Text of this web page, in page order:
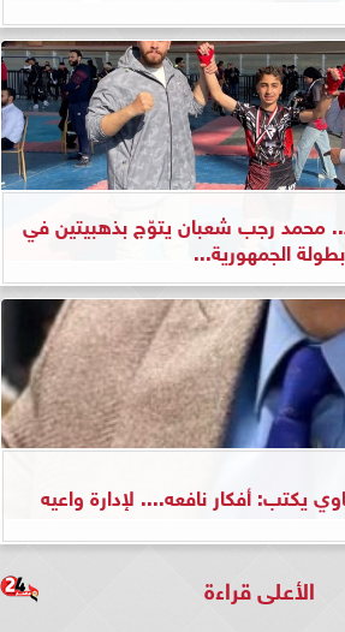
محمد رجب شعبان يتوّج بذهبيتين في
بطولة الجمهورية...
يكتب: أفكار نافعه.... لإدارة واعيه
الأعلى قراءة